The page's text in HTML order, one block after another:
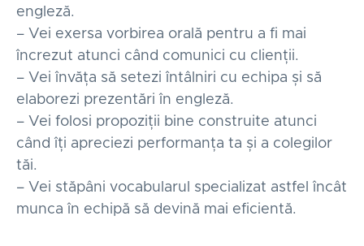
engleză.
– Vei exersa vorbirea orală pentru a fi mai
încrezut atunci când comunici cu clienții.
– Vei învăța să setezi întâlniri cu echipa și să
elaborezi prezentări în engleză.
– Vei folosi propoziții bine construite atunci
când îți apreciezi performanța ta și a colegilor
tăi.
– Vei stăpâni vocabularul specializat astfel încât
munca în echipă să devină mai eficientă.